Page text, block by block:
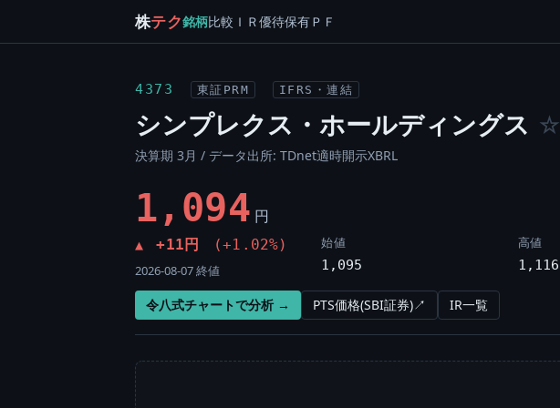
株テク銘柄比較 ＩＲ優待保有ＰＦ
4373 東証PRM IFRS・連結
シンプレクス・ホールディングス ☆
決算期 3月 / データ出所: TDnet適時開示XBRL
1,094 円
▲ +11円 (+1.02%)
2026-08-07 終値
始値
1,095
高値
1,116
令八式チャートで分析 → PTS価格(SBI証券)↗ IR一覧